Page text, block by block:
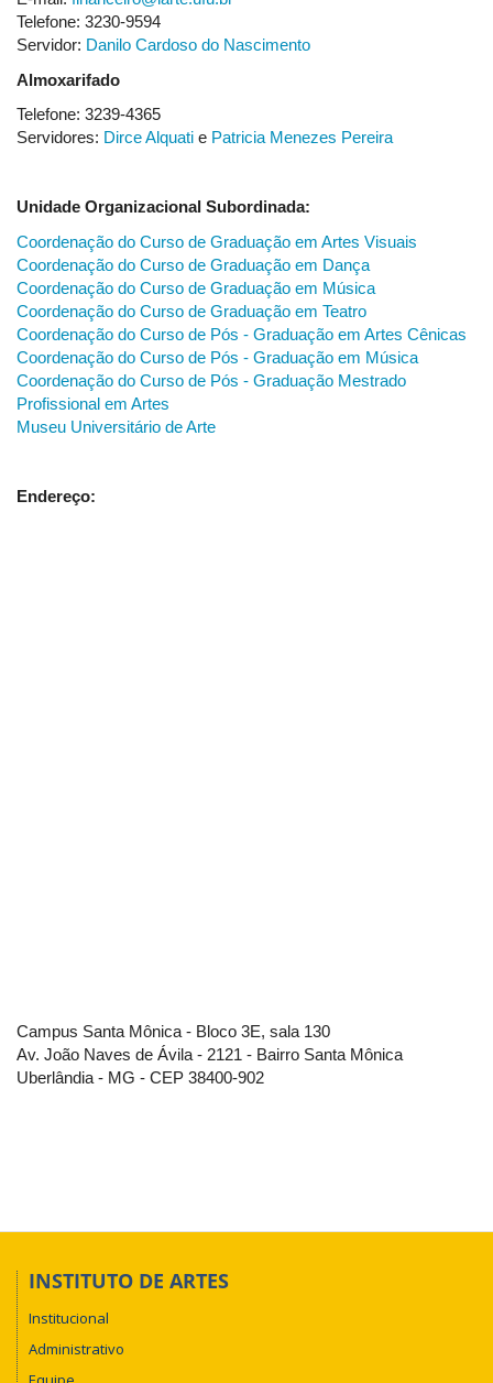
Telefone: 3230-9594
Servidor: Danilo Cardoso do Nascimento
Almoxarifado
Telefone: 3239-4365
Servidores: Dirce Alquati e Patricia Menezes Pereira
Unidade Organizacional Subordinada:
Coordenação do Curso de Graduação em Artes Visuais
Coordenação do Curso de Graduação em Dança
Coordenação do Curso de Graduação em Música
Coordenação do Curso de Graduação em Teatro
Coordenação do Curso de Pós - Graduação em Artes Cênicas
Coordenação do Curso de Pós - Graduação em Música
Coordenação do Curso de Pós - Graduação Mestrado
Profissional em Artes
Museu Universitário de Arte
Endereço:
Campus Santa Mônica - Bloco 3E, sala 130
Av. João Naves de Ávila - 2121 - Bairro Santa Mônica
Uberlândia - MG - CEP 38400-902
INSTITUTO DE ARTES
Institucional
Administrativo